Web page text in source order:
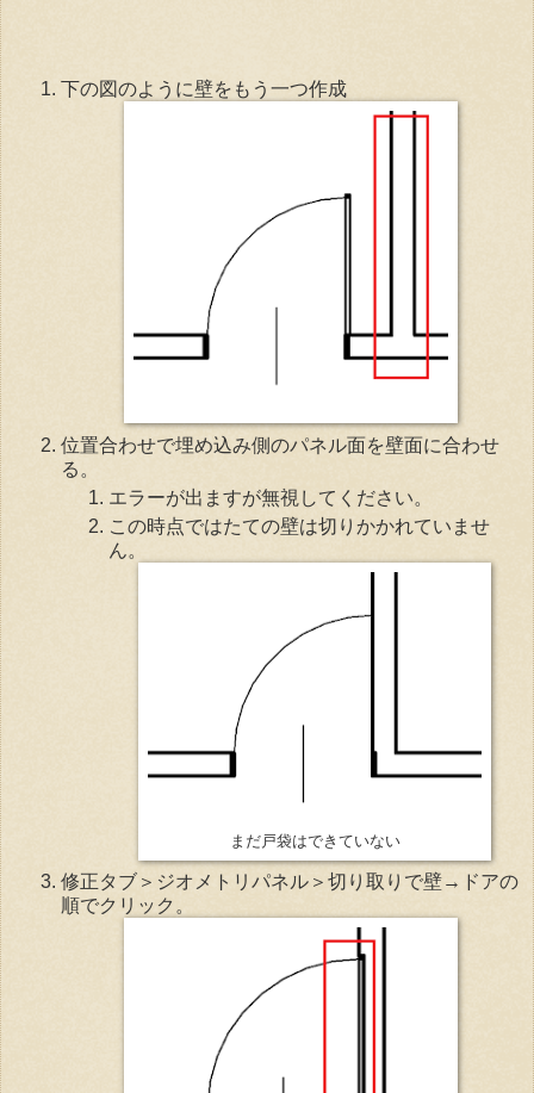
下の図のように壁をもう一つ作成
位置合わせで埋め込み側のパネル面を壁面に合わせ
る。
エラーが出ますが無視してください。
この時点ではたての壁は切りかかれていませ
ん。
まだ戸袋はできていない
修正タブ＞ジオメトリパネル＞切り取りで壁→ドアの
順でクリック。